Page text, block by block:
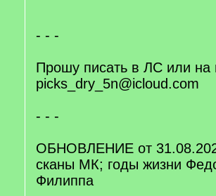
- - -
Прошу писать в ЛС или на
picks_dry_5n@icloud.com
- - -
ОБНОВЛЕНИЕ от
сканы МК; годы жизни
Филиппа